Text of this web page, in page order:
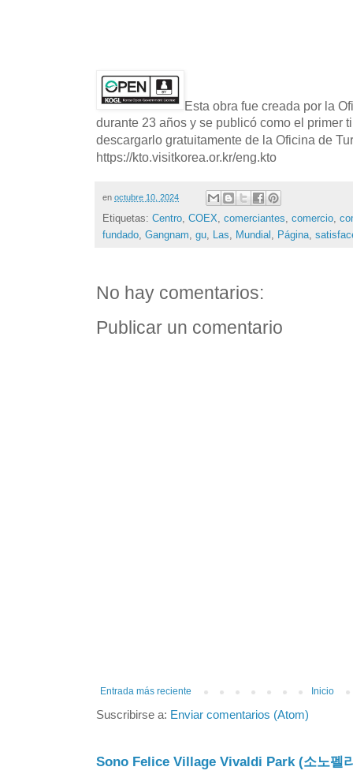
Esta obra fue creada por la
durante 23 años y se publicó como el primer
descargarlo gratuitamente de la Oficina de
https://kto.visitkorea.or.kr/eng.kto
en octubre 10, 2024
Etiquetas: Centro COEX comerciantes comercio
fundado Gangnam gu Las Mundial Página
No hay comentarios:
Publicar un comentario
Entrada más reciente Inicio
Suscribirse a: Enviar comentarios (Atom)
Sono Felice Village Vivaldi Park (소노펠